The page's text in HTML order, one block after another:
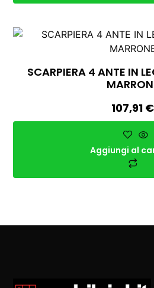
SCARPIERA 4 ANTE IN
107,91 €
Aggiungi al